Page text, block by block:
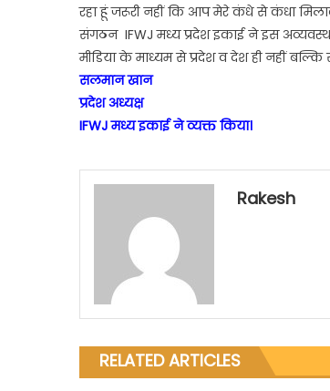
रहा हूं जरूरी नहीं कि आप मेरे कंधे से कंधा
संगठन IFWJ मध्य प्रदेश इकाई ने इस
मीडिया के माध्यम से प्रदेश व देश ही नहीं
सलमान खान
प्रदेश अध्यक्ष
IFWJ मध्य इकाई ने व्यक्त किया।
Rakesh
RELATED ARTICLES